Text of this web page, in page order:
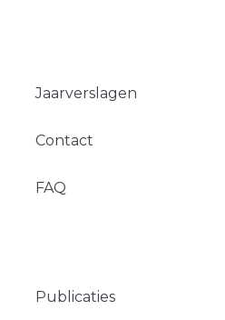
Jaarverslagen
Contact
FAQ
Publicaties